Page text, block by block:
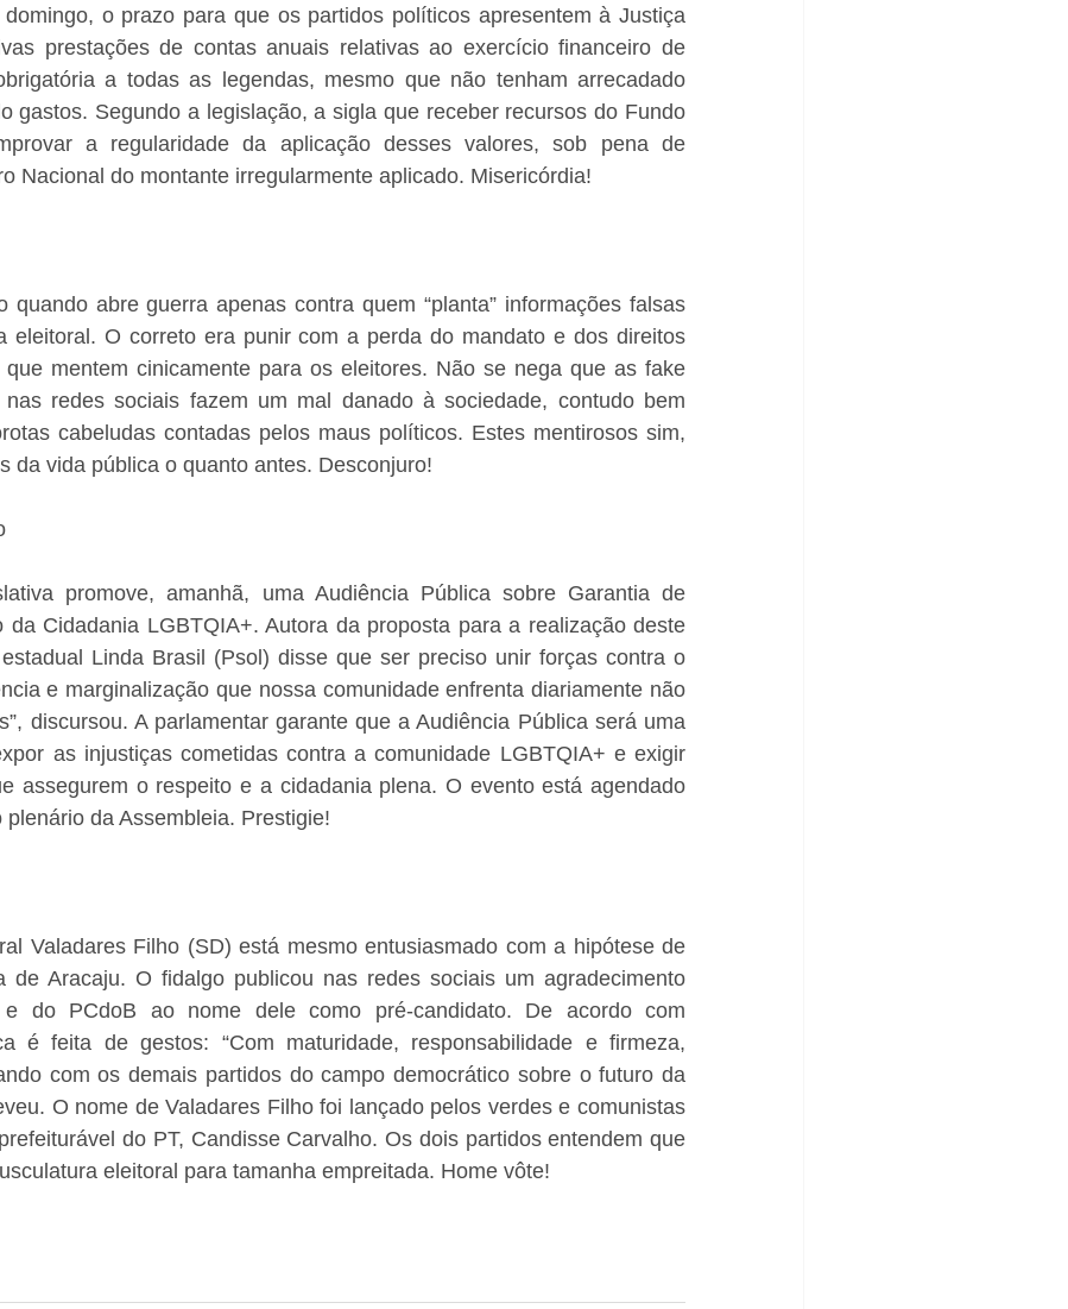
o prazo para que os partidos políticos apresentem à Justiça
prestações de contas anuais relativas ao exercício financeiro de
a todas as legendas, mesmo que não tenham arrecadado
gastos. Segundo a legislação, a sigla que receber recursos do Fundo
a regularidade da aplicação desses valores, sob pena de
Nacional do montante irregularmente aplicado. Misericórdia!
quando abre guerra apenas contra quem “planta” informações falsas
eleitoral. O correto era punir com a perda do mandato e dos direitos
mentem cinicamente para os eleitores. Não se nega que as fake
nas redes sociais fazem um mal danado à sociedade, contudo bem
cabeludas contadas pelos maus políticos. Estes mentirosos sim,
da vida pública o quanto antes. Desconjuro!
promove, amanhã, uma Audiência Pública sobre Garantia de
da Cidadania LGBTQIA+. Autora da proposta para a realização deste
Linda Brasil (Psol) disse que ser preciso unir forças contra o
e marginalização que nossa comunidade enfrenta diariamente não
discursou. A parlamentar garante que a Audiência Pública será uma
as injustiças cometidas contra a comunidade LGBTQIA+ e exigir
assegurem o respeito e a cidadania plena. O evento está agendado
da Assembleia. Prestigie!
Valadares Filho (SD) está mesmo entusiasmado com a hipótese de
de Aracaju. O fidalgo publicou nas redes sociais um agradecimento
do PCdoB ao nome dele como pré-candidato. De acordo com
é feita de gestos: “Com maturidade, responsabilidade e firmeza,
com os demais partidos do campo democrático sobre o futuro da
O nome de Valadares Filho foi lançado pelos verdes e comunistas
do PT, Candisse Carvalho. Os dois partidos entendem que
eleitoral para tamanha empreitada. Home vôte!